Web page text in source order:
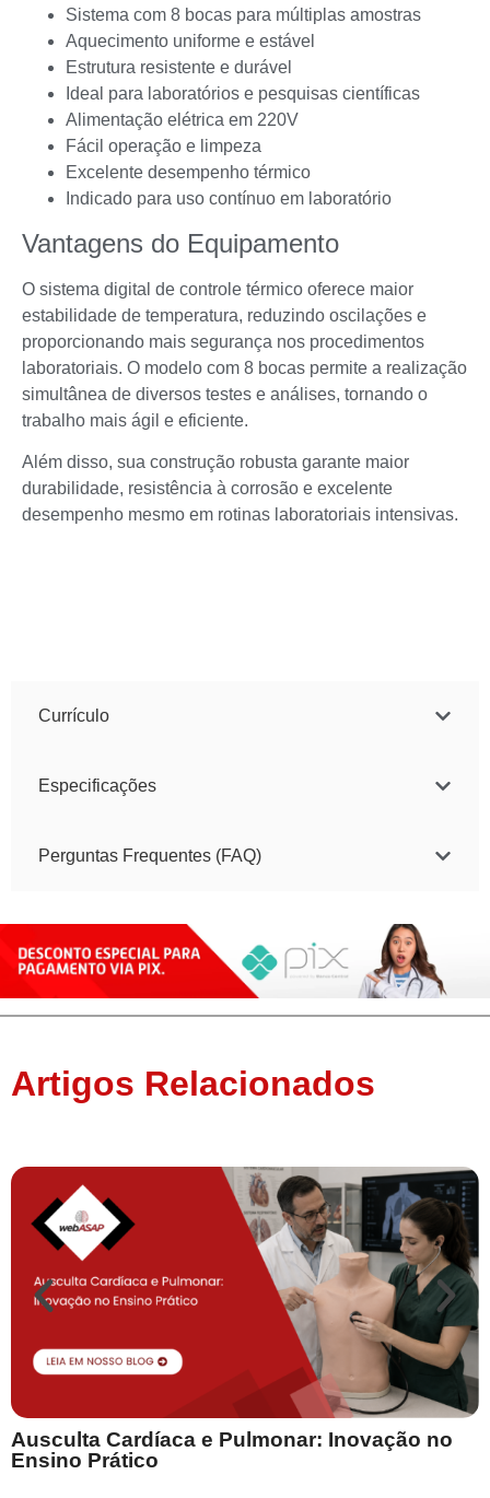
Currículo
Especificações
Perguntas Frequentes (FAQ)
Sistema com 8 bocas para múltiplas amostras
Aquecimento uniforme e estável
Estrutura resistente e durável
Ideal para laboratórios e pesquisas científicas
Alimentação elétrica em 220V
Fácil operação e limpeza
Excelente desempenho térmico
Indicado para uso contínuo em laboratório
Vantagens do Equipamento
O sistema digital de controle térmico oferece maior
estabilidade de temperatura, reduzindo oscilações e
proporcionando mais segurança nos procedimentos
laboratoriais. O modelo com 8 bocas permite a realização
simultânea de diversos testes e análises, tornando o
trabalho mais ágil e eficiente.
Além disso, sua construção robusta garante maior
durabilidade, resistência à corrosão e excelente
desempenho mesmo em rotinas laboratoriais intensivas.
Artigos Relacionados
Ausculta Cardíaca e Pulmonar: Inovação no
Ensino Prático